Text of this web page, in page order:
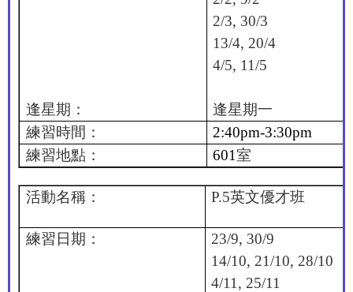
逢星期：
2/3, 30/3
13/4, 20/4
4/5, 11/5
逢星期一
練習時間：
2:40pm-3:30pm
練習地點：
601室
活動名稱： P.5英文優才班
練習日期：
23/9, 30/9
14/10, 21/10, 28/10
4/11, 25/11